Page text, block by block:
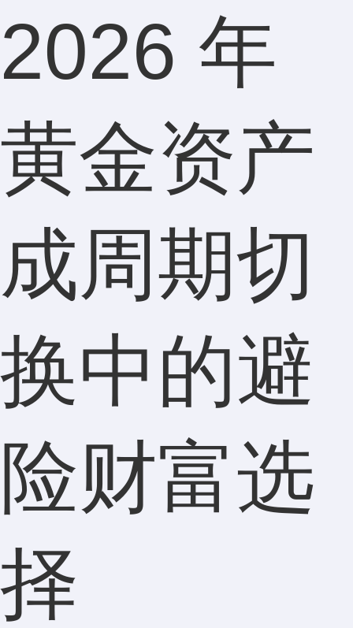
2026 年
黄金资产
成周期切
换中的避
险财富选
择